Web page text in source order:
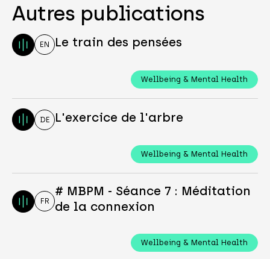
Autres publications
EN Le train des pensées
Wellbeing & Mental Health
DE L'exercice de l'arbre
Wellbeing & Mental Health
FR
# MBPM - Séance 7 : Méditation
de la connexion
Wellbeing & Mental Health